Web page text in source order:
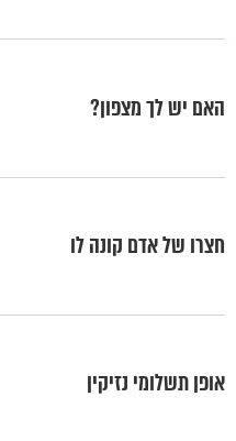
האם יש לך מצפון?
חצרו של אדם קונה לו
אופן תשלומי נזיקין